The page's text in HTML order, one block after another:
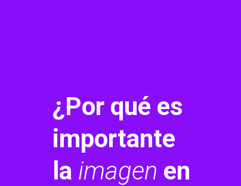
¿Por qué es
importante
la imagen en